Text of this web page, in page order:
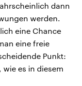
dann
werden.
eine Chance
eine freie
Punkt:
es in diesem